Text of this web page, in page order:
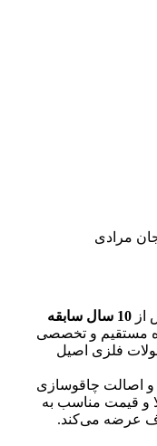
10 سال سابقه
و تخصصی
اصیل
چاقوسازی
مناسب به
می‌کند.